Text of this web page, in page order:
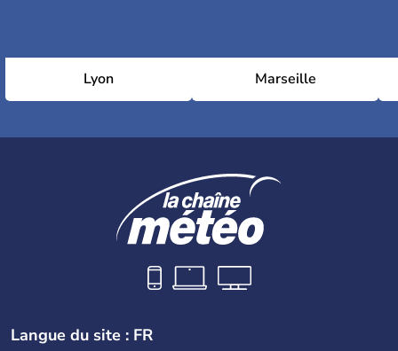
Lyon Marseille
Langue du site : FR